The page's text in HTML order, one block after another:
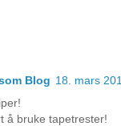
Blog 18. mars
å bruke tapetrester!